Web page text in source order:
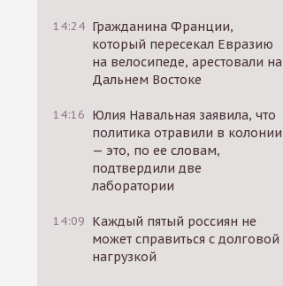
14:24 Гражданина Франции,
который пересекал Евразию
на велосипеде, арестовали на
Дальнем Востоке
14:16 Юлия Навальная заявила, что
политика отравили в колонии
— это, по ее словам,
подтвердили две
лаборатории
14:09 Каждый пятый россиян не
может справиться с долговой
нагрузкой